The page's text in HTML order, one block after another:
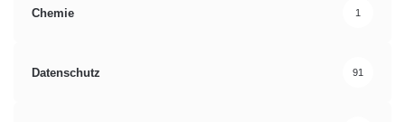
Chemie 1
Datenschutz 91